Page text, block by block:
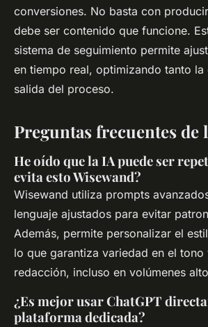
conversiones. No basta con
debe ser contenido que funcione.
sistema de seguimiento permite
en tiempo real, optimizando tanto la
salida del proceso.
Preguntas frecuentes de
He oído que la IA puede ser
evita esto Wisewand?
Wisewand utiliza prompts
lenguaje ajustados para evitar
Además, permite personalizar el
lo que garantiza variedad en el tono
redacción, incluso en volúmenes
¿Es mejor usar ChatGPT
plataforma dedicada?